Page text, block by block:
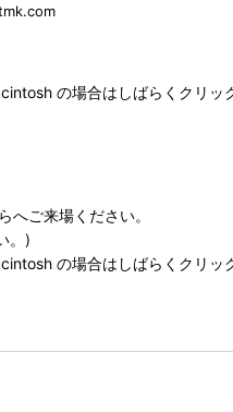
の場合はしばらくクリッ
へご来場ください。
。)
の場合はしばらくクリッ